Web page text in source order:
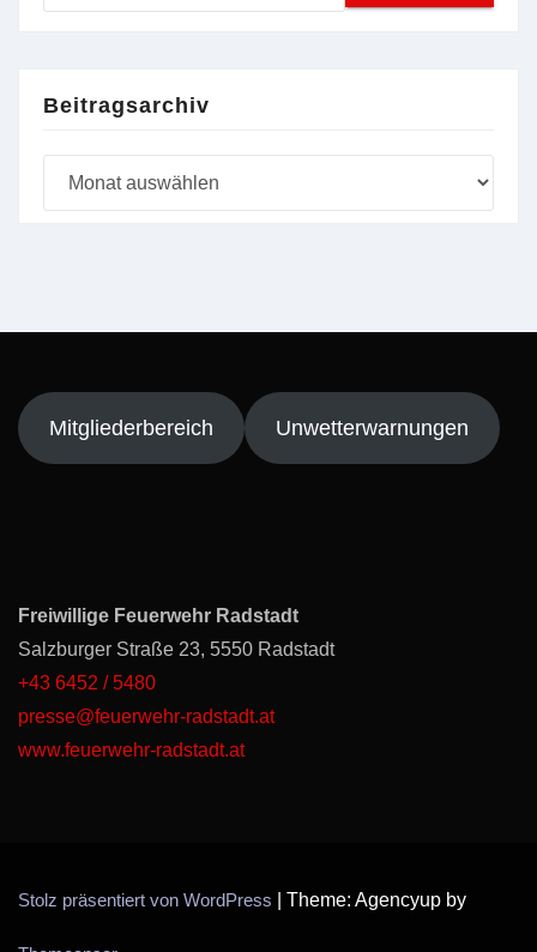
Beitragsarchiv
Mitgliederbereich Unwetterwarnungen
Freiwillige Feuerwehr Radstadt
Salzburger Straße 23, 5550 Radstadt
+43 6452 / 5480
presse@feuerwehr-radstadt.at
www.feuerwehr-radstadt.at
Stolz präsentiert von WordPress Theme: Agencyup by